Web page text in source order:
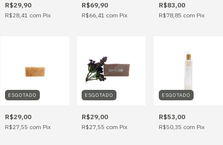
R$29,90
R$28,41 com Pix
R$69,90
R$66,41 com Pix
R$83,00
R$78,85 com Pix
ESGOTADO
R$29,00
R$27,55 com Pix
ESGOTADO
R$29,00
R$27,55 com Pix
ESGOTADO
R$53,00
R$50,35 com Pix